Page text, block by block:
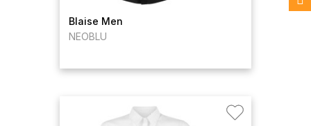
Blaise Men
NEOBLU